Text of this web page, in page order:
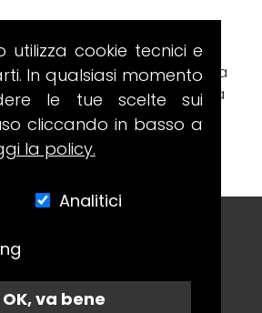
HELIUM-3
disco con cui i Muse tornano a
ma lo fanno passando da una
utilizza cookie tecnici e
In qualsiasi momento
le tue scelte sui
cliccando in basso a
la policy.
Analitici
OK, va bene